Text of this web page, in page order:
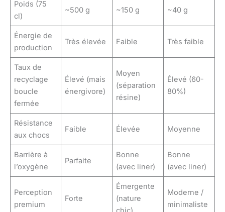
Poids (75
cl)
~500 g ~150 g ~40 g
Énergie de
production
Très élevée Faible Très faible
Taux de
recyclage
boucle
fermée
Élevé (mais
énergivore)
Moyen
(séparation
résine)
Élevé (60-
80%)
Résistance
aux chocs
Faible Élevée Moyenne
Barrière à
l’oxygène
Parfaite
Bonne
(avec liner)
Bonne
(avec liner)
Perception
premium
Forte
Émergente
(nature
Moderne /
minimaliste